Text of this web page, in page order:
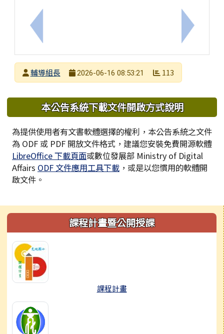
上一筆：衛生福利部轉知我國身心障礙者權利公約
下一筆：
發布者
輔導組長
2026-06-16 08:53:21 113
下中區域內容
本公告系統下載文件開啟方式說明
為提供使用者有文書軟體選擇的權利，本公告系統之文件
為 ODF 或 PDF 開放文件格式，建議您安裝免費開源軟體
LibreOffice 下載頁面或數位發展部 Ministry of Digital
Affairs ODF 文件應用工具下載 ，或是以您慣用的軟體開
啟文件。
左邊區域內容課程計畫暨公開授課
課程計畫